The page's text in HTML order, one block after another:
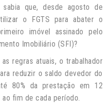
sabia que, desde agosto de
o FGTS para abater o
imóvel assinado pelo
Imobiliário (SFI)?
regras atuais, o trabalhador
reduzir o saldo devedor do
80% da prestação em 12
fim de cada período.